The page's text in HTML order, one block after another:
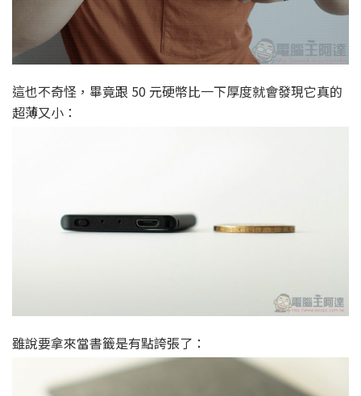
這也不奇怪，畢竟跟 50 元硬幣比一下厚度就會發現它真的
超薄又小：
雖說要拿來當書籤是有點誇張了：